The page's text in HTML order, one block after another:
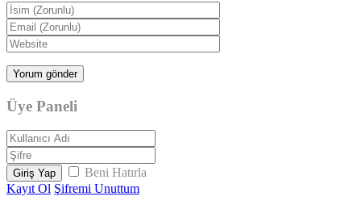
Üye Paneli
Giriş Yap
Beni Hatırla
Kayıt Ol Şifremi Unuttum